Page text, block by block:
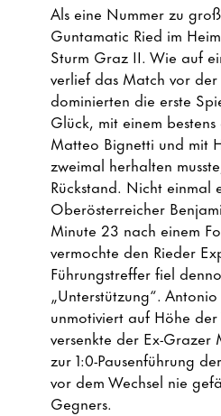
Als eine Nummer zu
Guntamatic Ried im
Sturm Graz II. Wie auf
verlief das Match vor
dominierten die erste
Glück, mit einem
Matteo Bignetti und mit
zweimal herhalten
Rückstand. Nicht einmal
Oberösterreicher
Minute 23 nach einem
vermochte den Rieder
Führungstreffer fiel
„Unterstützung“.
unmotiviert auf Höhe
versenkte der Ex-Grazer
zur 1:0-Pausenführung
vor dem Wechsel nie
Gegners.